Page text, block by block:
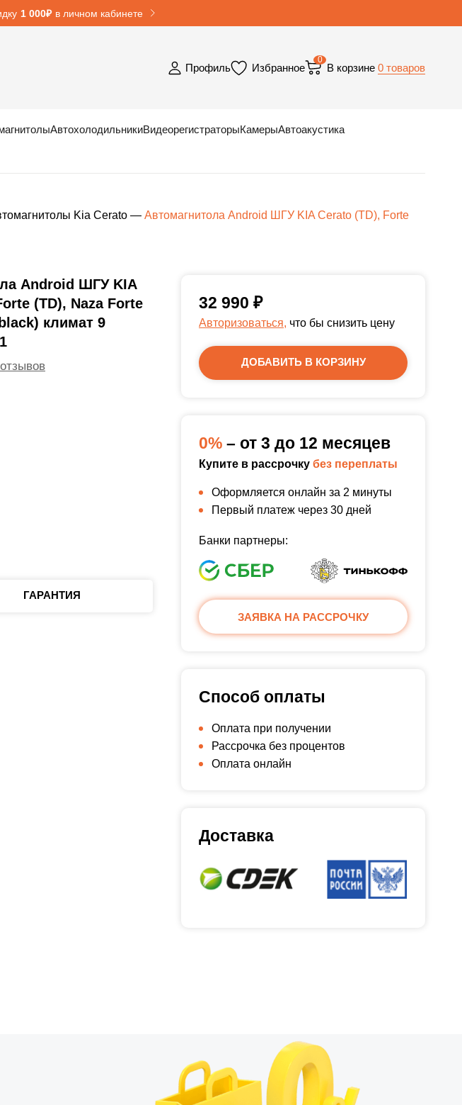
1 000₽ в личном кабинете
Профиль Избранное
0
В корзине 0 товаров
АвтохолодильникиВидеорегистраторыКамерыАвтоакустика
Kia Cerato — Автомагнитола Android ШГУ KIA Cerato (TD), Forte
Android ШГУ KIA
(TD), Naza Forte
климат 9
ГАРАНТИЯ
32 990 ₽
Авторизоваться, что бы снизить цену
ДОБАВИТЬ В КОРЗИНУ
0% – от 3 до 12 месяцев
Купите в рассрочку без переплаты
Оформляется онлайн за 2 минуты
Первый платеж через 30 дней
Банки партнеры:
ЗАЯВКА НА РАССРОЧКУ
Способ оплаты
Оплата при получении
Рассрочка без процентов
Оплата онлайн
Доставка